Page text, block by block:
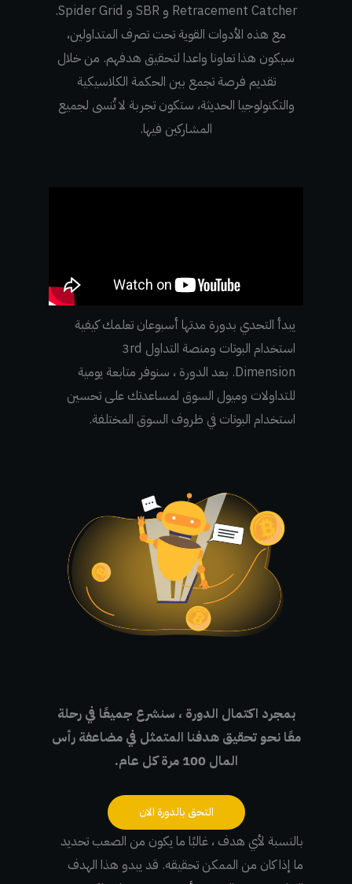
Retracement Catcher و SBR و Spider Grid.
مع هذه الأدوات القوية تحت تصرف المتداولين،
سيكون هذا تعاونا واعدا لتحقيق هدفهم. من خلال
تقديم فرصة تجمع بين الحكمة الكلاسيكية
والتكنولوجيا الحديثة، ستكون تجربة لا تُنسى لجميع
المشاركين فيها.
يبدأ التحدي بدورة مدتها أسبوعان تعلمك كيفية
استخدام البوتات ومنصة التداول 3rd
Dimension. بعد الدورة ، سنوفر متابعة يومية
للتداولات وميول السوق لمساعدتك على تحسين
استخدام البوتات في ظروف السوق المختلفة.
بمجرد اكتمال الدورة ، سنشرع جميعًا في رحلة
معًا نحو تحقيق هدفنا المتمثل في مضاعفة رأس
المال 100 مرة كل عام.
التحق بالدورة الان
بالنسبة لأي هدف ، غالبًا ما يكون من الصعب تحديد
ما إذا كان من الممكن تحقيقه. قد يبدو هذا الهدف